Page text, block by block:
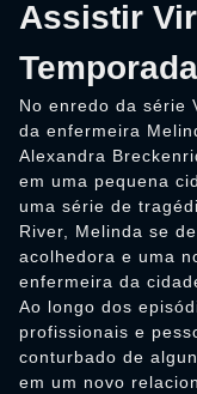
Assistir
No enredo da série
da enfermeira
Alexandra
em uma pequena
uma série de
River, Melinda se
acolhedora e uma
enfermeira da
Ao longo dos
profissionais e
conturbado de
em um novo